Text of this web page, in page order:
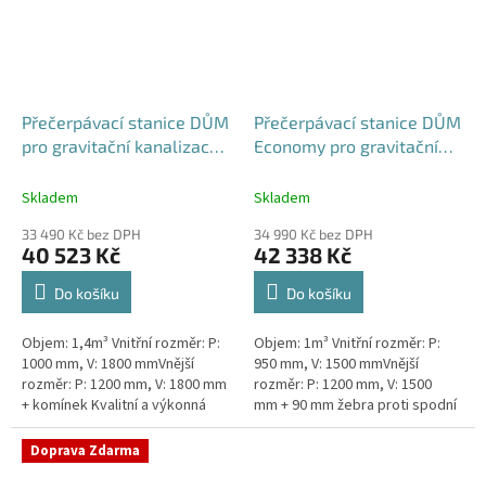
Přečerpávací stanice DŮM
pro gravitační kanalizace k
Skladem
33 490 Kč bez DPH
40 523 Kč
Do košíku
Objem: 1,4m³ Vnitřní rozměr: P:
1000 mm, V: 1800 mmVnější
rozměr: P: 1200 mm, V: 1800 mm
+ komínek Kvalitní a výkonná
přečerpávací stanice k
rodinným domům,
provozovnám,...
Přečerpávací stanice DŮM
Economy pro gravitační
nádrž 1m3
Skladem
34 990 Kč bez DPH
42 338 Kč
Do košíku
Objem: 1m³ Vnitřní rozměr: P:
950 mm, V: 1500 mmVnější
rozměr: P: 1200 mm, V: 1500
mm + 90 mm žebra proti spodní
vodě + komínek Kvalitní a
Doprava Zdarma